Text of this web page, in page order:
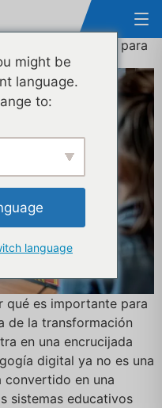
qué es importante para
qué es importante para
de la transformación
en una encrucijada
digital ya no es una
convertido en una
sistemas educativos
might be
language.
to:
language